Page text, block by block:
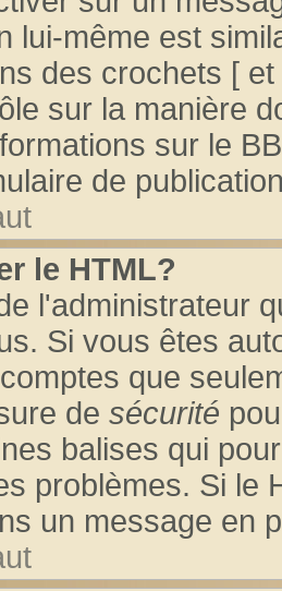
lui-même est
des crochets [
sur la manière
sur le
de
le HTML?
l'administrateur
Si vous êtes
que
de sécurité
balises qui
problèmes. Si le
un message en